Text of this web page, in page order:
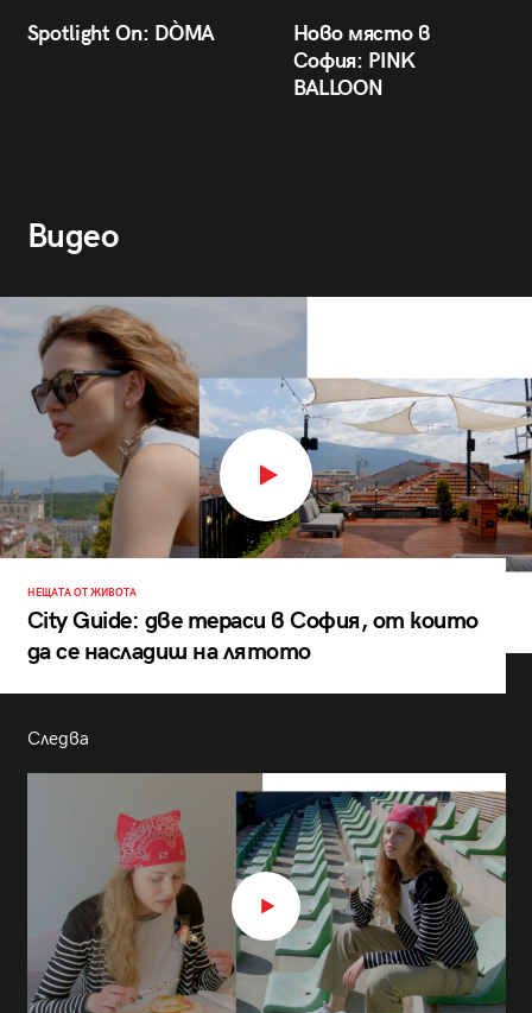
Spotlight On: DÒMA
Ново място в
София: PINK
BALLOON
Видео
НЕЩАТА ОТ ЖИВОТА
City Guide: две тераси в София, от които
да се насладиш на лятото
Следва